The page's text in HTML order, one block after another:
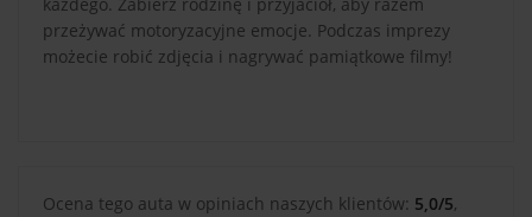
przeżywać motoryzacyjne emocje. Podczas imprezy
możecie robić zdjęcia i nagrywać pamiątkowe filmy!
Ocena tego auta w opiniach naszych klientów: 5,0/5,